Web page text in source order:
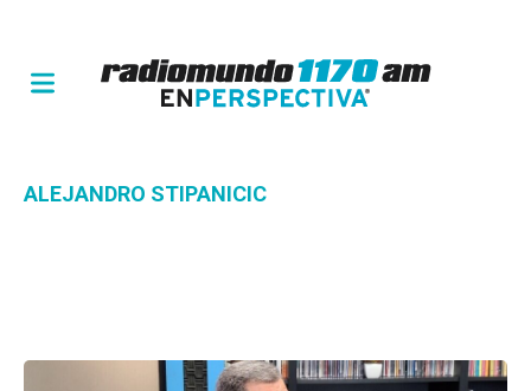
ALEJANDRO STIPANICIC